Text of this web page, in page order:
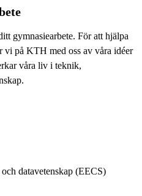
gymnasiearbete. För att hjälpa
vi på KTH med oss av våra idéer
våra liv i teknik,
datavetenskap (EECS)